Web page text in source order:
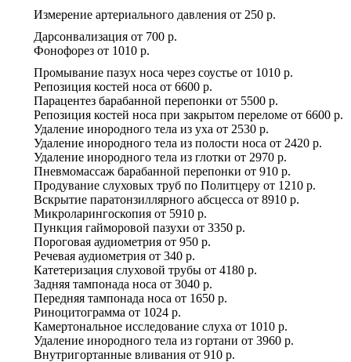
Измерение артериального давления от 250 р.
Дарсонвализация от 700 р.
Фонофорез от 1010 р.
Промывание пазух носа через соустье от 1010 р.
Репозиция костей носа от 6600 р.
Парацентез барабанной перепонки от 5500 р.
Репозиция костей носа при закрытом переломе от 6600 р.
Удаление инородного тела из уха от 2530 р.
Удаление инородного тела из полости носа от 2420 р.
Удаление инородного тела из глотки от 2970 р.
Пневмомассаж барабанной перепонки от 910 р.
Продувание слуховых труб по Политцеру от 1210 р.
Вскрытие паратонзиллярного абсцесса от 8910 р.
Микроларингоскопия от 5910 р.
Пункция гайморовой пазухи от 3350 р.
Пороговая аудиометрия от 950 р.
Речевая аудиометрия от 340 р.
Катетеризация слуховой трубы от 4180 р.
Задняя тампонада носа от 3040 р.
Передняя тампонада носа от 1650 р.
Риноцитограмма от 1024 р.
Камертональное исследование слуха от 1010 р.
Удаление инородного тела из гортани от 3960 р.
Внутригортанные вливания от 910 р.